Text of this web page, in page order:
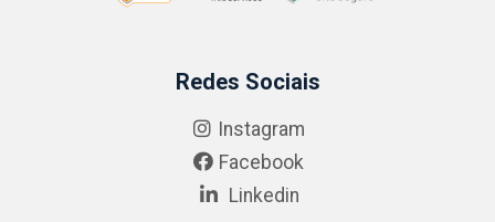
Redes Sociais
Instagram
Facebook
Linkedin